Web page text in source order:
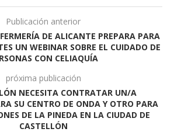
Publicación anterior
DE ALICANTE PREPARA PARA
UN WEBINAR SOBRE EL CUIDADO DE
CON CELIAQUÍA
próxima publicación
NECESITA CONTRATAR UN/A
SU CENTRO DE ONDA Y OTRO PARA
DE LA PINEDA EN LA CIUDAD DE
CASTELLÓN